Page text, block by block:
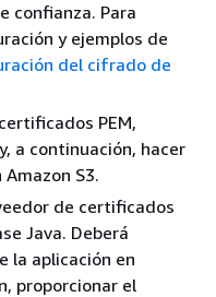
confianza. Para
y ejemplos de
del cifrado de
PEM,
a continuación, hacer
S3.
de certificados
Java. Deberá
la aplicación en
proporcionar el